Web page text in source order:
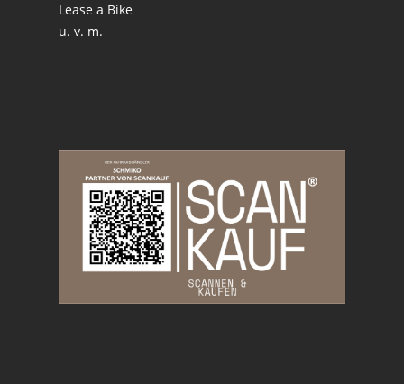
Lease a Bike
u. v. m.